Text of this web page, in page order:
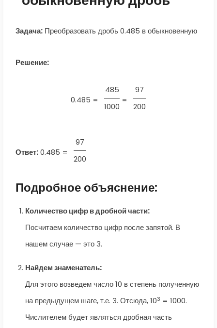
Задача:Преобразовать дробь 0.485 в обыкновенную
Решение:
0.485 =
485
1000
=
97
200
Ответ: 0.485 =
97
200
Подробное объяснение:
Количество цифр в дробной части:
Посчитаем количество цифр после запятой. В
нашем случае — это 3.
Найдем знаменатель:
Для этого возведем число 10 в степень полученную
на предыдущем шаге, т.е. 3. Отсюда, 103 = 1000.
Числителем будет являться дробная часть